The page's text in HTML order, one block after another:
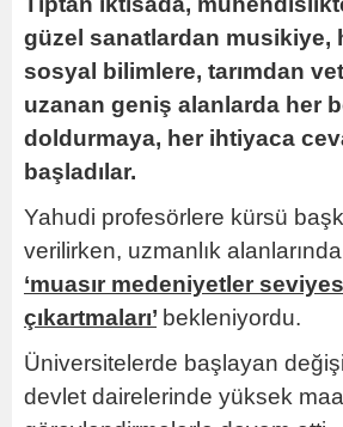
güzel sanatlardan musikiye,
sosyal bilimlere, tarımdan
uzanan geniş alanlarda her
doldurmaya, her ihtiyaca
başladılar.
Yahudi profesörlere kürsü
verilirken, uzmanlık alanlarında
‘muasır medeniyetler
çıkartmaları’ bekleniyordu.
Üniversitelerde başlayan
devlet dairelerinde yüksek